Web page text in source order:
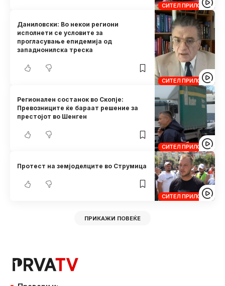
СИТЕЛ ПРИЛОЗИ
СИТЕЛ ПРИЛОЗИ
Даниловски: Во некои региони
исполнети се условите за
прогласување епидемија од
западнонилска треска
СИТЕЛ ПРИЛОЗИ
Регионален состанок во Скопје:
Превозниците ќе бараат решение за
престојот во Шенген
СИТЕЛ ПРИЛОЗИ
Протест на земјоделците во Струмица
ПРИКАЖИ ПОВЕЌЕ